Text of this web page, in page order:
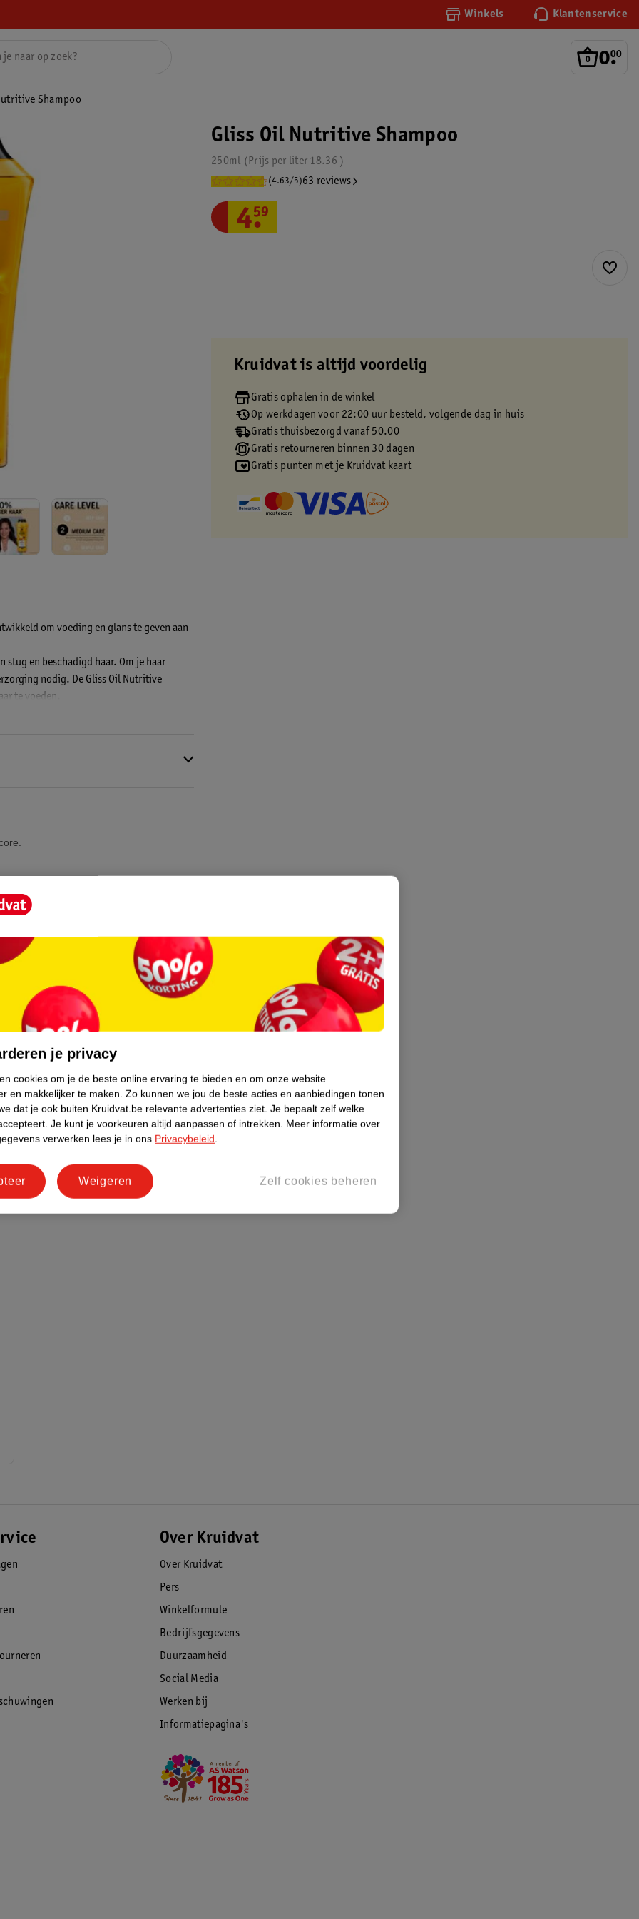
Winkels Klantenservice
0.
00
Shampoo
om voeding en glans te geven aan
en beschadigd haar. Om je haar
nodig. De Gliss Oil Nutritive
te voeden.
van voedende ingrediënten
gebruik stimuleert de werking.
namelijk open. Door het het
beter wordt beschermd.
De Oil Nutritive lijn van Gliss herstelt je
Gliss Oil Nutritive Shampoo
250ml 18.36
Prijs per liter
(4.63/5)63 reviews
4.
59
Kruidvat is altijd voordelig
Gratis ophalen in de winkel
Op werkdagen voor 22:00 uur besteld, volgende dag in huis
Gratis thuisbezorgd vanaf 50.00
Gratis retourneren binnen 30 dagen
Gratis punten met je Kruidvat kaart
Over Kruidvat
Over Kruidvat
Pers
Winkelformule
Bedrijfsgegevens
Duurzaamheid
Social Media
Werken bij
Informatiepagina's
je privacy
cookies om je de beste online ervaring te bieden en om onze website
en makkelijker te maken. Zo kunnen we jou de beste acties en aanbiedingen tonen
dat je ook buiten Kruidvat.be relevante advertenties ziet. Je bepaalt zelf welke
Je kunt je voorkeuren altijd aanpassen of intrekken. Meer informatie over
verwerken lees je in ons Privacybeleid.
Zelf cookies beheren
Weigeren